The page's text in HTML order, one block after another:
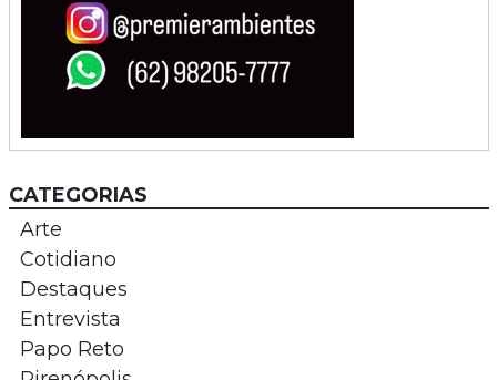
CATEGORIAS
Arte
Cotidiano
Destaques
Entrevista
Papo Reto